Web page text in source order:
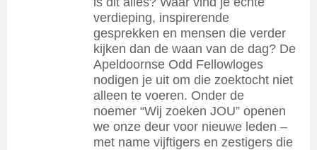
verdieping, inspirerende
gesprekken en mensen die verder
kijken dan de waan van de dag? De
Apeldoornse Odd Fellowloges
nodigen je uit om die zoektocht niet
alleen te voeren. Onder de
noemer “Wij zoeken JOU” openen
we onze deur voor nieuwe leden –
met name vijftigers en zestigers die